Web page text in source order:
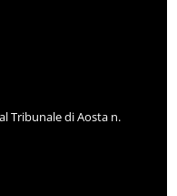
Tribunale di Aosta n.